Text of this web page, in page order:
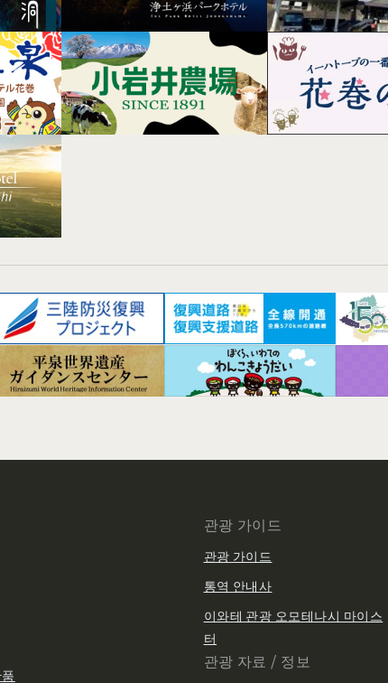
관광 가이드
관광 가이드
통역 안내사
이와테 관광 오모테나시 마이스
터
관광 자료 / 정보